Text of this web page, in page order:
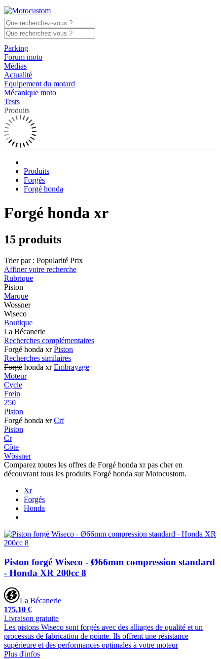
Parking
Forum moto
Médias
Actualité
Equipement du motard
Mécanique moto
Tests
Produits
Produits
Forgés
Forgé honda
Forgé honda xr
15 produits
Trier par : Popularité Prix
Affiner votre recherche
Rubrique
Piston
Marque
Wossner
Wiseco
Boutique
La Bécanerie
Recherches complémentaires
Forgé honda xr Piston
Recherches similaires
Forgé honda xr Embrayage
Moteur
Cycle
Frein
250
Piston
Forgé honda xr Crf
Piston
Cr
Côte
Wössner
Comparez toutes les offres de Forgé honda xr pas cher en
découvrant tous les produits Forgé honda sur Motocustom.
Xr
Forgés
Honda
Piston forgé Wiseco - Ø66mm compression standard
- Honda XR 200cc 8
La Bécanerie
175,10 €
Livraison gratuite
Les pistons Wiseco sont forgés avec des alliages de qualité et un
processus de fabrication de pointe. Ils offrent une résistance
supérieure et des performances optimales à votre moteur
Plus d'infos